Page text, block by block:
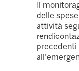
Il
delle
attività
precedenti